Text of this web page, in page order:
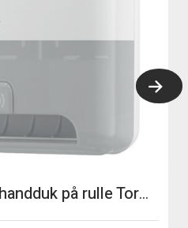
Dispenser Sensor handduk på rulle Tork Matic® Intiution H1 vit